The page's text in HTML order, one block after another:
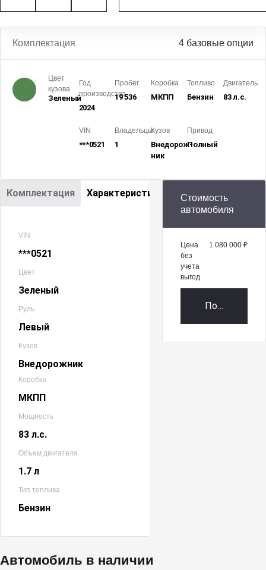
Комплектация 4 базовые опции
Цвет
кузова
Зеленый
Год
производства
2024
Пробег
19 536
Коробка
МКПП
Топливо
Бензин
Двигатель
83 л.с.
VIN
***0521
Владельцы
1
Кузов
Внедорож­
ник
Привод
Полный
Комплектация Характеристики
VIN
***0521
Цвет
Зеленый
Руль
Левый
Кузов
Внедорожник
Коробка
МКПП
Мощность
83 л.с.
Объем двигателя
1.7 л
Тип топлива
Бензин
Стоимость
автомобиля
Цена
без
учета
выгод
1 080 000 ₽
Получить
Автомобиль в наличии